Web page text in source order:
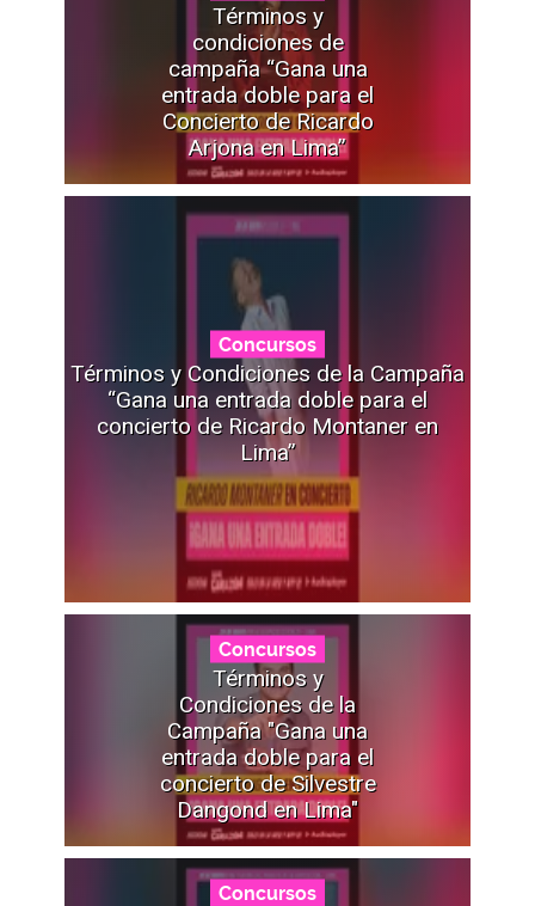
Términos y
condiciones de
campaña “Gana una
entrada doble para el
Concierto de Ricardo
Arjona en Lima”
Concursos
Términos y Condiciones de la Campaña
“Gana una entrada doble para el
concierto de Ricardo Montaner en
Lima”
Concursos
Términos y
Condiciones de la
Campaña "Gana una
entrada doble para el
concierto de Silvestre
Dangond en Lima"
Concursos